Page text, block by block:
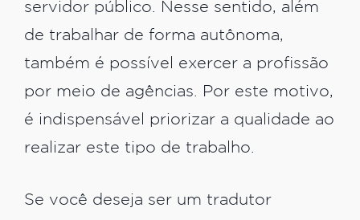
servidor público. Nesse sentido, além
de trabalhar de forma autônoma,
também é possível exercer a profissão
por meio de agências. Por este motivo,
é indispensável priorizar a qualidade ao
realizar este tipo de trabalho.
Se você deseja ser um tradutor